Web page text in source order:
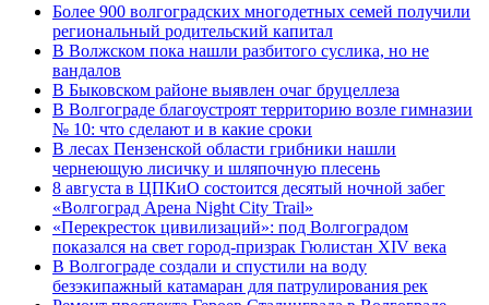
Более 900 волгоградских многодетных семей получили
региональный родительский капитал
В Волжском пока нашли разбитого суслика, но не
вандалов
В Быковском районе выявлен очаг бруцеллеза
В Волгограде благоустроят территорию возле гимназии
№ 10: что сделают и в какие сроки
В лесах Пензенской области грибники нашли
чернеющую лисичку и шляпочную плесень
8 августа в ЦПКиО состоится десятый ночной забег
«Волгоград Арена Night City Trail»
«Перекресток цивилизаций»: под Волгоградом
показался на свет город-призрак Гюлистан XIV века
В Волгограде создали и спустили на воду
безэкипажный катамаран для патрулирования рек